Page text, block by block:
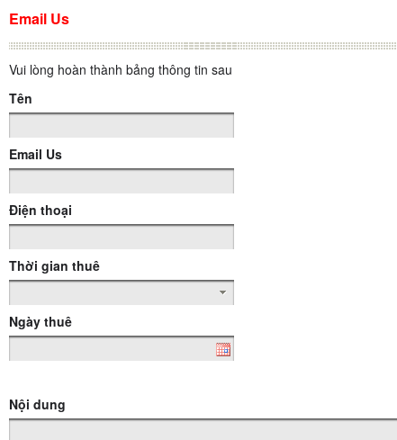
Email Us
Vui lòng hoàn thành bảng thông tin sau
Tên
Email Us
Điện thoại
Thời gian thuê
Ngày thuê
Nội dung